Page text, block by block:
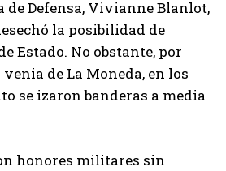
Defensa, Vivianne Blanlot,
la posibilidad de
Estado. No obstante, por
de La Moneda, en los
se izaron banderas a media
honores militares sin